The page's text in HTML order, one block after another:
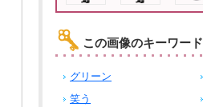
この画像のキーワード
グリーン
笑う